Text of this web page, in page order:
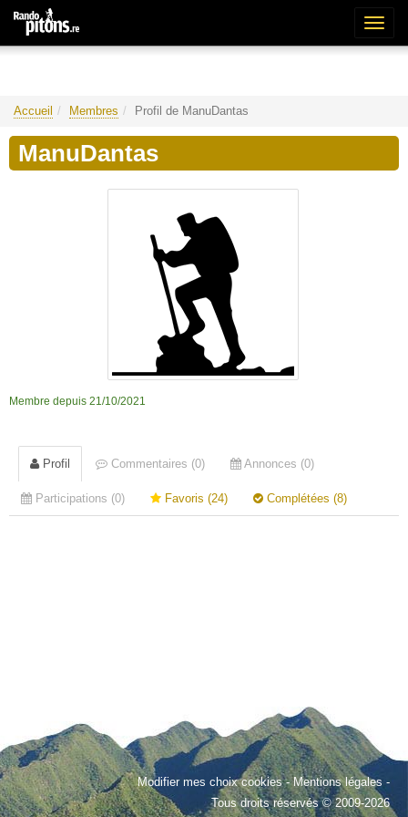
Accueil Membres Profil de ManuDantas
ManuDantas
Membre depuis 21/10/2021
Profil Commentaires (0) Annonces (0)
Participations (0) Favoris (24) Complétées (8)
Modifier mes choix cookies-Mentions légales -
Tous droits réservés © 2009-2026